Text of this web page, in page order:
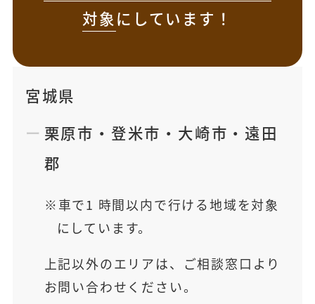
対象にしています！
宮城県
栗原市 ・ 登米市 ・ 大崎市 ・ 遠田
郡
車で1 時間以内で行ける地域を対象
にしています。
上記以外のエリアは、ご相談窓口より
お問い合わせください。